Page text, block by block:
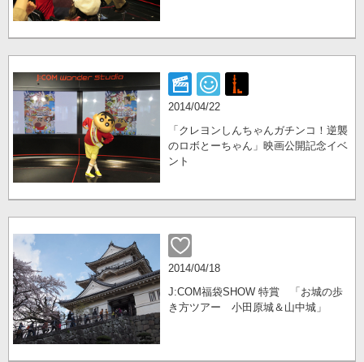
2014/04/22
「クレヨンしんちゃんガチンコ！逆襲
のロボとーちゃん」映画公開記念イベ
ント
2014/04/18
J:COM福袋SHOW 特賞 「お城の歩
き方ツアー 小田原城＆山中城」